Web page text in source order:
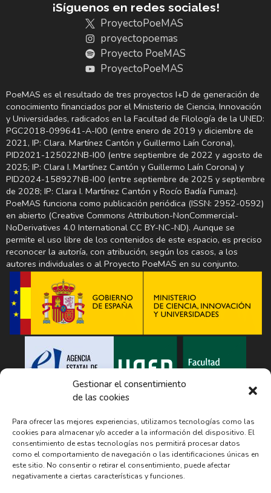
Gestionar el consentimiento
de las cookies
Para ofrecer las mejores experiencias, utilizamos tecnologías como las
cookies para almacenar y/o acceder a la información del dispositivo. El
consentimiento de estas tecnologías nos permitirá procesar datos
como el comportamiento de navegación o las identificaciones únicas en
este sitio. No consentir o retirar el consentimiento, puede afectar
negativamente a ciertas características y funciones.
¡Síguenos en redes sociales!
ProyectoPoeMAS
proyectopoemas
Proyecto PoeMAS
ProyectoPoeMAS
PoeMAS es el resultado de tres proyectos I+D de generación de
conocimiento financiados por el Ministerio de Ciencia, Innovación
y Universidades, radicados en la Facultad de Filología de la UNED:
PGC2018-099641-A-I00 (entre enero de 2019 y diciembre de
2021, IP: Clara. Martínez Cantón y Guillermo Laín Corona),
PID2021-125022NB-I00 (entre septiembre de 2022 y agosto de
2025; IP: Clara I. Martínez Cantón y Guillermo Laín Corona) y
PID2024-158927NB-I00 (entre septiembre de 2025 y septiembre
de 2028; IP: Clara I. Martínez Cantón y Rocío Badía Fumaz).
PoeMAS funciona como publicación periódica (ISSN: 2952-0592)
en abierto (Creative Commons Attribution-NonCommercial-
NoDerivatives 4.0 International CC BY-NC-ND). Aunque se
permite el uso libre de los contenidos de este espacio, es preciso
reconocer la autoría, con atribución, según los casos, a los
autores individuales o al Proyecto PoeMAS en su conjunto.
El Proyecto PoeMAS recopila o hace mención en esta página a diferentes
productos culturales, incluyendo un amplio número de canciones y
textos en su base de datos, solo con el ánimo de dar visibilidad a las
relaciones entre música y poesía y alcanzar un conocimiento académico
al respecto, al margen de las ideas políticas, sociales, económicas o de